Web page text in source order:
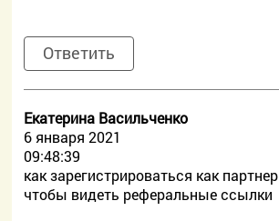
Ответить
Екатерина Васильченко
6 января 2021
09:48:39
как зарегистрироваться как партнер
чтобы видеть реферальные ссылки